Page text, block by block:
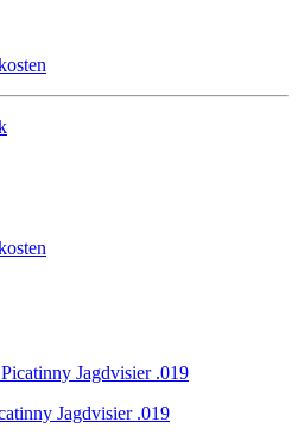
Jagdvisier .019